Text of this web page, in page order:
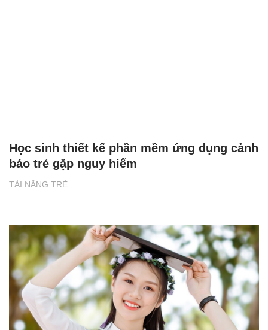
TÀI NĂNG TRẺ
Học sinh thiết kế phần mềm ứng dụng cảnh
báo trẻ gặp nguy hiểm